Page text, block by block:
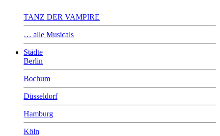
TANZ DER VAMPIRE
… alle Musicals
Städte
Berlin
Bochum
Düsseldorf
Hamburg
Köln